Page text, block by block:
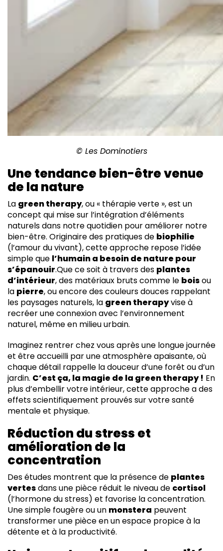
© Les Dominotiers
Une tendance bien-être venue
de la nature
La green therapy, ou « thérapie verte », est un
concept qui mise sur l’intégration d’éléments
naturels dans notre quotidien pour améliorer notre
bien-être. Originaire des pratiques de biophilie
(l’amour du vivant), cette approche repose l’idée
simple que l’humain a besoin de nature pour
s’épanouir.Que ce soit à travers des plantes
d’intérieur, des matériaux bruts comme le boisou
la pierre, ou encore des couleurs douces rappelant
les paysages naturels, la green therapyvise à
recréer une connexion avec l’environnement
naturel, même en milieu urbain.
Imaginez rentrer chez vous après une longue journée
et être accueilli par une atmosphère apaisante, où
chaque détail rappelle la douceur d’une forêt ou d’un
jardin. C’est ça, la magie de la green therapy ! En
plus d’embellir votre intérieur, cette approche a des
effets scientifiquement prouvés sur votre santé
mentale et physique.
Réduction du stress et
amélioration de la
concentration
Des études montrent que la présence de plantes
vertesdans une pièce réduit le niveau de cortisol
(l’hormone du stress) et favorise la concentration.
Une simple fougère ou un monstera peuvent
transformer une pièce en un espace propice à la
détente et à la productivité.